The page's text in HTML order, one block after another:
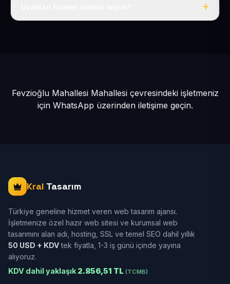
Fevzioğlu Mahallesi Mahallesi çevresindeki işletmeniz
için WhatsApp üzerinden iletişime geçin.
Kral Tasarım
Türkiye geneline hizmet veren web tasarım ajansı.
İşletmenize özel hazır web sitesi ve kurumsal web
tasarımını alan adı, hosting, SSL ve temel SEO dahil yıllık
50 USD + KDVtek fiyatla, 1-3 iş günü içinde yayına
alıyoruz.
KDV dahil yaklaşık 2.856,51 TL (TCMB)